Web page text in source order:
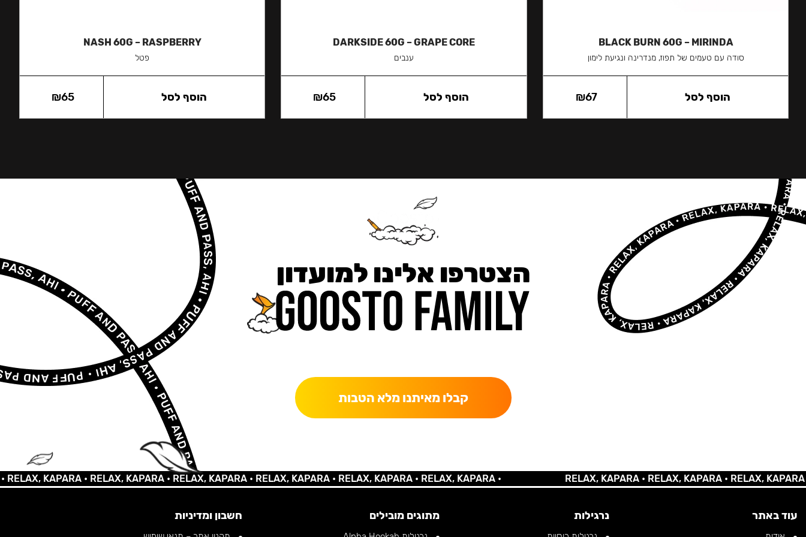
BLACK BURN 60G – MIRINDA
סודה עם טעמים של תפוז, מנדרינה ונגיעת לימון
₪67 הוסף לסל
DARKSIDE 60G – GRAPE CORE
ענבים
₪65 הוסף לסל
NASH 60G – RASPBERRY
פטל
₪65 הוסף לסל
הצטרפו אלינו למועדון
קבלו מאיתנו מלא הטבות
KAPARA •RELAX, KAPARA •RELAX, KAPARA •RELAX, KAPARA •RELAX, KAPARA •RELAX, KAPARA • RELAX, KAPARA •RELAX, KAPARA •RELAX, KAPARA •
עוד באתר נרגילות מתוגים מובילים חשבון ומדיניות